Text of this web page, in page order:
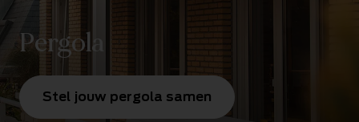
Pergola
Stel jouw pergola samen